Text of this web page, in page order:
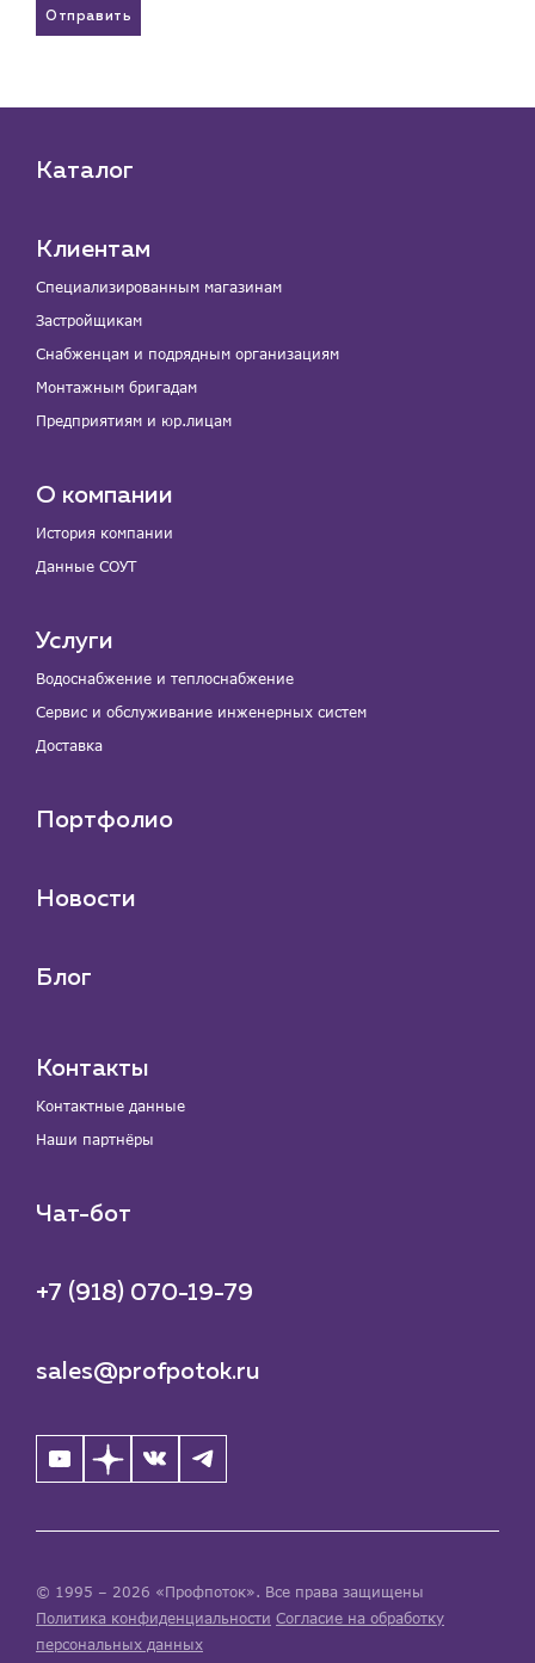
Отправить
Каталог
Клиентам
Специализированным магазинам
Застройщикам
Снабженцам и подрядным организациям
Монтажным бригадам
Предприятиям и юр.лицам
О компании
История компании
Данные СОУТ
Услуги
Водоснабжение и теплоснабжение
Сервис и обслуживание инженерных систем
Доставка
Портфолио
Новости
Блог
Контакты
Контактные данные
Наши партнёры
Чат-бот
+7 (918) 070-19-79
sales@profpotok.ru
© 1995 – 2026 «Профпоток». Все права защищены
Политика конфиденциальности Согласие на обработку
персональных данных